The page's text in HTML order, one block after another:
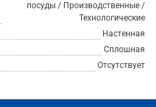
посуды / Производственные /
Технологические
Настенная
Сплошная
Отсутствует